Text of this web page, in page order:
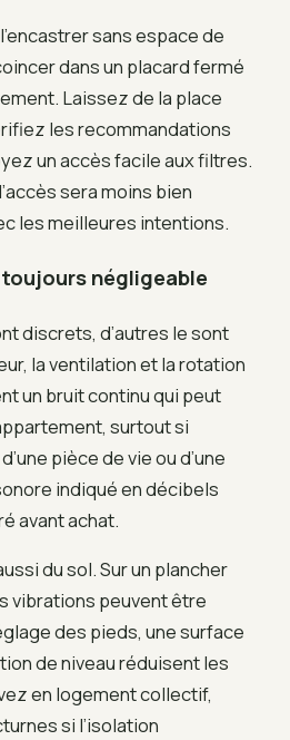
sans espace de
dans un placard fermé
Laissez de la place
les recommandations
un accès facile aux filtres.
sera moins bien
les meilleures intentions.
toujours négligeable
discrets, d’autres le sont
la ventilation et la rotation
un bruit continu qui peut
surtout si
pièce de vie ou d’une
indiqué en décibels
avant achat.
du sol. Sur un plancher
vibrations peuvent être
des pieds, une surface
de niveau réduisent les
en logement collectif,
si l’isolation